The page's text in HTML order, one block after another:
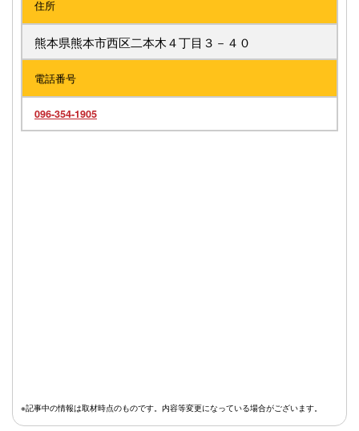
住所
熊本県熊本市西区二本木４丁目３－４０
電話番号
096-354-1905
※記事中の情報は取材時点のものです。内容等変更になっている場合がございます。